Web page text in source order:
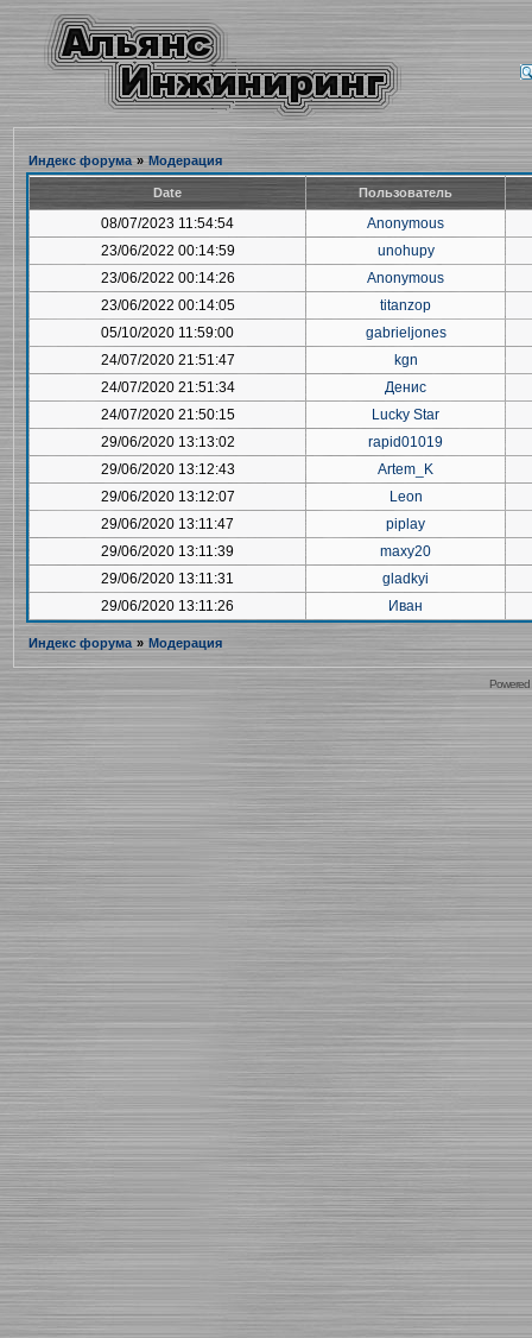
Индекс форума » Модерация
Date Пользователь
08/07/2023 11:54:54
Anonymous
23/06/2022 00:14:59
unohupy
23/06/2022 00:14:26
Anonymous
23/06/2022 00:14:05
titanzop
05/10/2020 11:59:00
gabrieljones
24/07/2020 21:51:47
kgn
24/07/2020 21:51:34
Денис
24/07/2020 21:50:15
Lucky Star
29/06/2020 13:13:02
rapid01019
29/06/2020 13:12:43
Artem_K
29/06/2020 13:12:07
Leon
29/06/2020 13:11:47
piplay
29/06/2020 13:11:39
maxy20
29/06/2020 13:11:31
gladkyi
29/06/2020 13:11:26
Иван
Индекс форума » Модерация